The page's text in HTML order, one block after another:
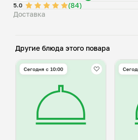
5.0
(84)
Доставка
Другие блюда этого повара
Сегодня с 10:00